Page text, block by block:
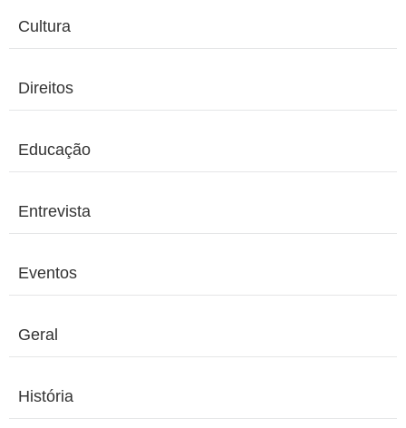
Cultura
Direitos
Educação
Entrevista
Eventos
Geral
História